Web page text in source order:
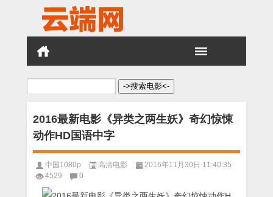
搜
2016最新电影《异类之两生妖》奇幻惊悚
动作HD国语中字
中国1080p 高清电影
2016年11月30日 11:40:35
4529
0